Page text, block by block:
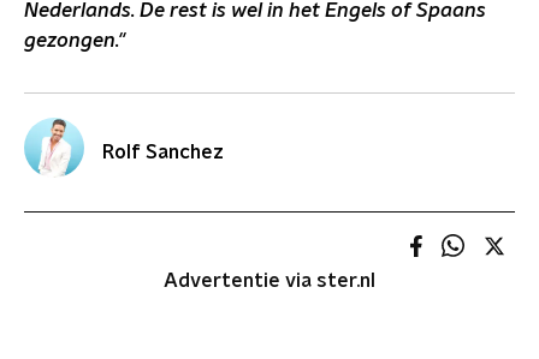
Nederlands. De rest is wel in het Engels of Spaans
gezongen."
Rolf Sanchez
Advertentie via ster.nl